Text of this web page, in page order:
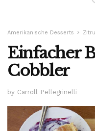
Amerikanische Desserts
Einfacher
Cobbler
by Carroll Pellegrinelli